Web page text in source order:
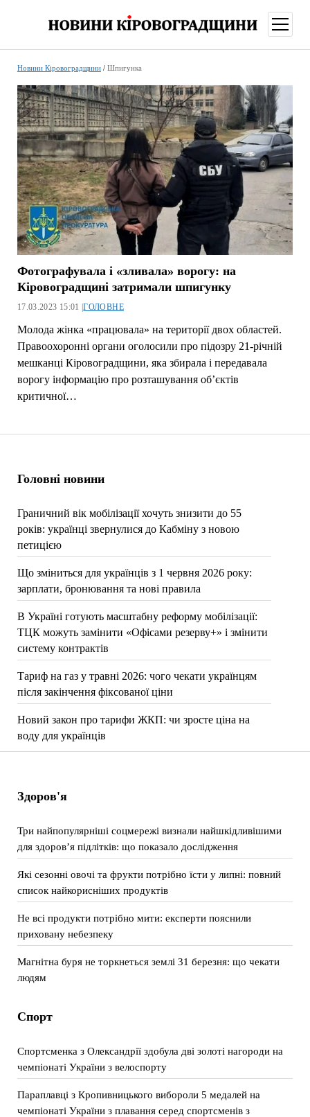
меню
Головні новини
Граничний вік мобілізації хочуть знизити до 55
років: українці звернулися до Кабміну з новою
петицією
Що зміниться для українців з 1 червня 2026 року:
зарплати, бронювання та нові правила
В Україні готують масштабну реформу мобілізації:
ТЦК можуть замінити «Офісами резерву+» і змінити
систему контрактів
Тариф на газ у травні 2026: чого чекати українцям
після закінчення фіксованої ціни
Новий закон про тарифи ЖКП: чи зросте ціна на
воду для українців
Новини Кіровоградщини/ Шпигунка
Фотографувала і «зливала» ворогу: на
Кіровоградщині затримали шпигунку
17.03.2023 15:01 |ГОЛОВНЕ
Молода жінка «працювала» на території двох областей.
Правоохоронні органи оголосили про підозру 21-річній
мешканці Кіровоградщини, яка збирала і передавала
ворогу інформацію про розташування об’єктів
критичної…
Здоров'я
Три найпопулярніші соцмережі визнали найшкідливішими
для здоров’я підлітків: що показало дослідження
Які сезонні овочі та фрукти потрібно їсти у липні: повний
список найкорисніших продуктів
Не всі продукти потрібно мити: експерти пояснили
приховану небезпеку
Магнітна буря не торкнеться землі 31 березня: що чекати
людям
Спорт
Спортсменка з Олександрії здобула дві золоті нагороди на
чемпіонаті України з велоспорту
Параплавці з Кропивницького вибороли 5 медалей на
чемпіонаті України з плавання серед спортсменів з